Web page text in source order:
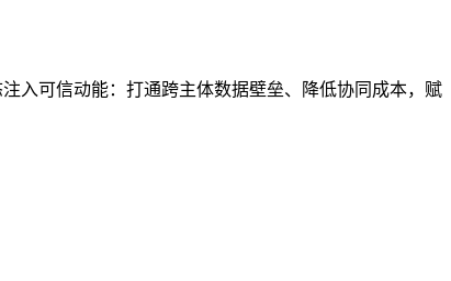
入可信动能：打通跨主体数据壁垒、降低协同成本，赋